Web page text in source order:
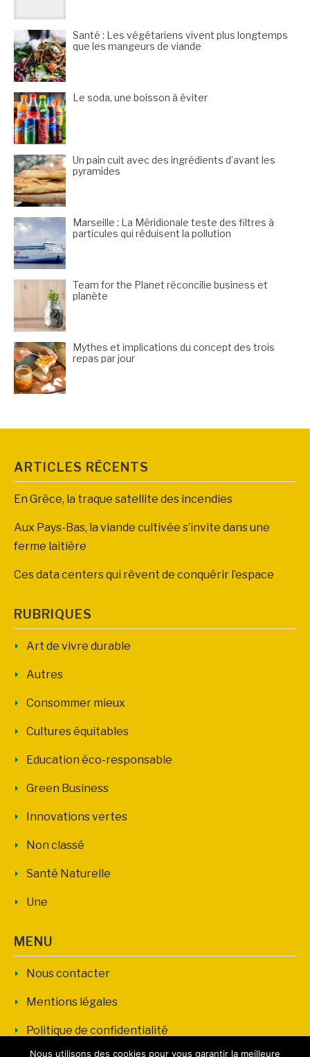
Santé : Les végétariens vivent plus longtemps
que les mangeurs de viande
Le soda, une boisson à éviter
Un pain cuit avec des ingrédients d’avant les
pyramides
Marseille : La Méridionale teste des filtres à
particules qui réduisent la pollution
Team for the Planet réconcilie business et
planète
Mythes et implications du concept des trois
repas par jour
ARTICLES RÉCENTS
En Grèce, la traque satellite des incendies
Aux Pays-Bas, la viande cultivée s’invite dans une
ferme laitière
Ces data centers qui rêvent de conquérir l’espace
RUBRIQUES
Art de vivre durable
Autres
Consommer mieux
Cultures équitables
Education éco-responsable
Green Business
Innovations vertes
Non classé
Santé Naturelle
Une
MENU
Nous contacter
Mentions légales
Politique de confidentialité
Nous utilisons des cookies pour vous garantir la meilleure